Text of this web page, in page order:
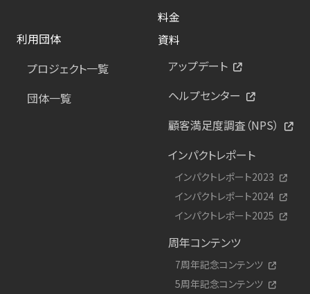
料金
利用団体
プロジェクト一覧
団体一覧
資料
アップデート
ヘルプセンター
顧客満足度調査（NPS）
インパクトレポート
インパクトレポート2023
インパクトレポート2024
インパクトレポート2025
周年コンテンツ
7周年記念コンテンツ
5周年記念コンテンツ